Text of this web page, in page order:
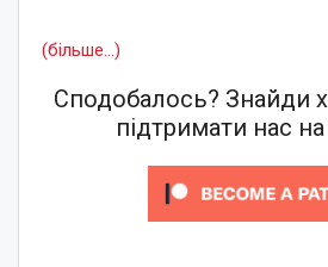
(більше…)
Сподобалось? Знайди
підтримати нас